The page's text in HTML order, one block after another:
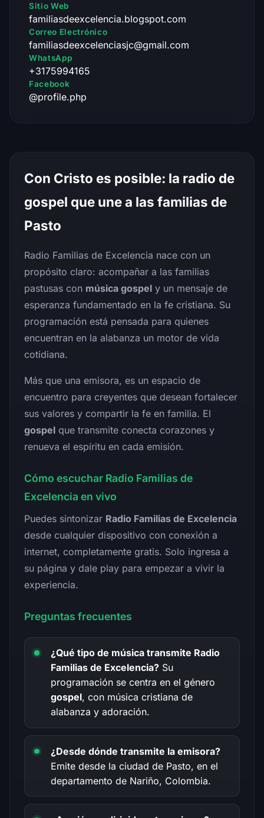
Sitio Web
familiasdeexcelencia.blogspot.com
Correo Electrónico
familiasdeexcelenciasjc@gmail.com
WhatsApp
+3175994165
Facebook
@profile.php
Con Cristo es posible: la radio de
gospel que une a las familias de
Pasto
Radio Familias de Excelencia nace con un
propósito claro: acompañar a las familias
pastusas con música gospel y un mensaje de
esperanza fundamentado en la fe cristiana. Su
programación está pensada para quienes
encuentran en la alabanza un motor de vida
cotidiana.
Más que una emisora, es un espacio de
encuentro para creyentes que desean fortalecer
sus valores y compartir la fe en familia. El
gospel que transmite conecta corazones y
renueva el espíritu en cada emisión.
Cómo escuchar Radio Familias de
Excelencia en vivo
Puedes sintonizar Radio Familias de Excelencia
desde cualquier dispositivo con conexión a
internet, completamente gratis. Solo ingresa a
su página y dale play para empezar a vivir la
experiencia.
Preguntas frecuentes
¿Qué tipo de música transmite Radio
Familias de Excelencia? Su
programación se centra en el género
gospel, con música cristiana de
alabanza y adoración.
¿Desde dónde transmite la emisora?
Emite desde la ciudad de Pasto, en el
departamento de Nariño, Colombia.